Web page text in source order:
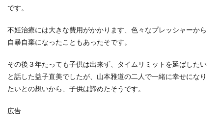
です。
不妊治療には大きな費用がかかります、色々なプレッシャーから
自暴自棄になったこともあったそです。
その後３年たっても子供は出来ず、タイムリミットを延ばしたい
と話した益子直美でしたが、山本雅道の二人で一緒に幸せになり
たいとの想いから、子供は諦めたそうです。
広告